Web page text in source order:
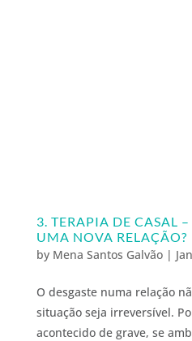
3. TERAPIA DE CASAL
UMA NOVA RELAÇÃO?
by Mena Santos Galvão|
O desgaste numa relação
situação seja irreversível.
acontecido de grave, se